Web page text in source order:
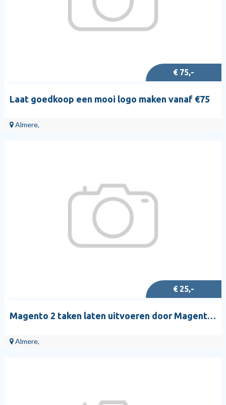
€ 75,-
Laat goedkoop een mooi logo maken vanaf €75
Almere,
€ 25,-
Magento 2 taken laten uitvoeren door Magento 2 student
Almere,